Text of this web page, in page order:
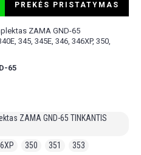
PREKĖS PRISTATYMAS
ZAMA GND-65
345, 345E, 346, 346XP, 350,
65
ZAMA GND-65 TINKANTIS
350 351 353